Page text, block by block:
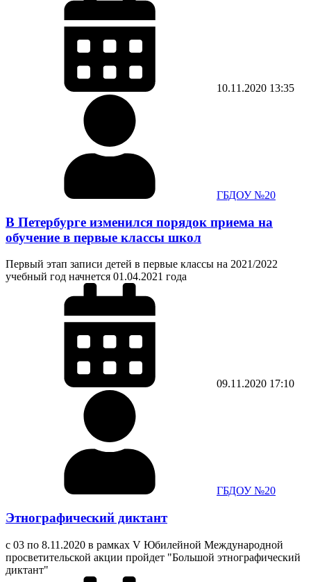
10.11.2020 13:35
ГБДОУ №20
В Петербурге изменился порядок приема на
обучение в первые классы школ
Первый этап записи детей в первые классы на 2021/2022
учебный год начнется 01.04.2021 года
09.11.2020 17:10
ГБДОУ №20
Этнографический диктант
с 03 по 8.11.2020 в рамках V Юбилейной Международной
просветительской акции пройдет "Большой этнографический
диктант"